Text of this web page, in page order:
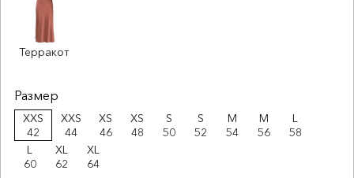
Терракот
Размер
XXS
42
XXS
44
XS
46
XS
48
S
50
S
52
M
54
M
56
L
58
L
60
XL
62
XL
64